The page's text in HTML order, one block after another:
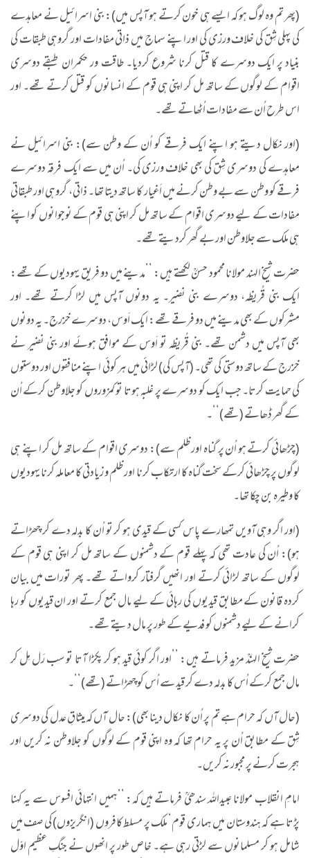
(پھر تم وہ لوگ ہو کہ ایسے ہی خون کرتے ہو آپس میں): بنی اسرائیل نے معاہدے
کی پہلی شِق کی خلاف ورزی کی اور اپنے سماج میں ذاتی مفادات اور گروہی طبقات کی
بنیاد پر ایک دوسرے کا قتل کرنا شروع کردیا۔ طاقت ور حکمران طبقے دوسری
اقوام کے لوگوں کے ساتھ مل کر اپنی ہی قوم کے انسانوں کو قتل کرتے تھے۔ اور
اس طرح اُن سے مفادات اُٹھاتے تھے۔
(اور نکال دیتے ہو اپنے ایک فرقے کو اُن کے وطن سے): بنی اسرائیل نے
معاہدے کی دوسری شِق کی بھی خلاف ورزی کی۔ اُن میں سے ایک فرقہ دوسرے
فرقے کو وطن سے بے وطن کرنے میں اَغیار کا ساتھ دیتا تھا۔ ذاتی، گروہی اور طبقاتی
مفادات کے لیے دوسری اقوام کے ساتھ مل کر اپنی ہی قوم کے نوجوانوں کو اپنے
ہی ملک سے جلاوطن اور بے گھر کردیتے تھے۔
حضرت شیخ الہند مولانا محمود حسنؒ لکھتے ہیں: ’’مدینے میں دو فریق یہودیوں کے تھے:
ایک بنی قُریظہ، دوسرے بنی نضیر۔ یہ دونوں آپس میں لڑا کرتے تھے۔ اور
مشرکوں کے بھی مدینے میں دو فرقے تھے: ایک اَوس، دوسرے خزرج۔ یہ دونوں
بھی آپس میں دشمن تھے۔ بنی قُریظہ تو اَوس کے موافق ہوئے اور بنی نضیر نے
خزرج کے ساتھ دوستی کی تھی۔ (آپس کی) لڑائی میں ہر کوئی اپنے منافقوں اور دوستوں
کی حمایت کرتا۔ جب ایک کو دوسرے پر غلبہ ہوتا تو کمزوروں کو جلاوطن کرکے اُن
کے گھر ڈھاتے (تھے)‘‘۔
(چڑھائی کرتے ہو اُن پر گناہ اور ظلم سے): دوسری اقوام کے ساتھ مل کر اپنے ہی
لوگوں پر چڑھائی کرکے سخت گناہ کا ارتکاب کرنا اور ظلم و زیادتی کا معاملہ کرنا یہودیوں
کا وطیرہ بن چکا تھا۔
(اور اگر وہی آویں تمھارے پاس کسی کے قیدی ہو کر تو اُن کا بدلہ دے کر چھڑاتے
ہو): اُن کی عادت تھی کہ پہلے قوم کے دشمنوں کے ساتھ مل کر اپنی ہی قوم کے
لوگوں کے ساتھ لڑائی کرتے اور انھیں گرفتار کرواتے تھے۔ پھر تورات میں بیان
کردہ قانون کے مطابق قیدیوں کی رہائی کے لیے مال جمع کرتے اور ان قیدیوں کو رہا
کرانے کے لیے دشمنوں کو فدیے کے طور پر مال دیتے تھے۔
حضرت شیخ الہندؒ مزید فرماتے ہیں: ’’اور اگر کوئی قید ہو کر پکڑا آتا تو سب رَل مِل کر
مال جمع کرکے اُس کا بدلہ دے کر قید سے اُس کو چھڑاتے (تھے)‘‘۔
(حال آں کہ حرام ہے تم پر اُن کا نکال دینا بھی): حال آں کہ میثاقِ عدل کی دوسری
شِق کے مطابق اُن پر یہ حرام تھا کہ وہ اپنی قوم کے لوگوں کو جلاوطن نہ کریں اور
ہجرت کرنے پر مجبور نہ کریں۔
امامِ انقلاب مولانا عبیداللہ سندھیؒ فرماتے ہیں کہ: ’’ہمیں انتہائی افسوس سے یہ کہنا
پڑتا ہے کہ ہندوستان میں ہماری قوم‘ ملک پر مسلط کافروں (انگریزوں) کی صف میں
شامل ہو کر مسلمانوں سے لڑتی رہی ہے۔ خاص طور پر انھوں نے جنگِ عظیم اوّل